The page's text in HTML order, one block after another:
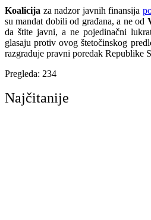
Koalicija za nadzor javnih finansija
su mandat dobili od građana, a ne od
da štite javni, a ne pojedinačni
glasaju protiv ovog štetočinskog
razgrađuje pravni poredak Republike
Pregleda: 234
Najčitanije